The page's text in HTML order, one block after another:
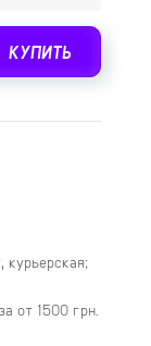
КУПИТЬ
курьерская;
от 1500 грн.